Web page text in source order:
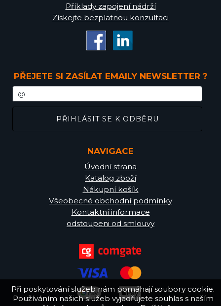
Příklady zapojení nádrží
Získejte bezplatnou konzultaci
PŘEJETE SI ZASÍLAT EMAILY NEWSLETTER ?
NAVIGACE
Úvodní strana
Katalog zboží
Nákupní košík
Všeobecné obchodní podmínky
Kontaktní informace
odstoupeni od smlouvy
Při poskytování služeb nám pomáhají soubory cookie.
Používáním našich služeb vyjadřujete souhlas s naším